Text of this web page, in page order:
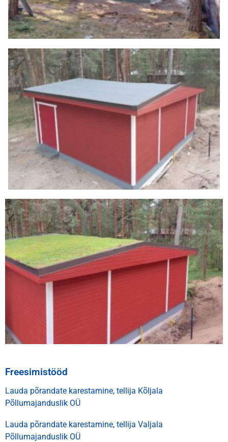
Freesimistööd
Lauda põrandate karestamine, tellija Kõljala
Põllumajanduslik OÜ
Lauda põrandate karestamine, tellija Valjala
Põllumajanduslik OÜ